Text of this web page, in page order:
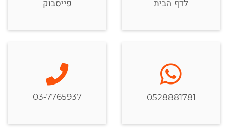
לדף הבית פייסבוק
0528881781
03-7765937